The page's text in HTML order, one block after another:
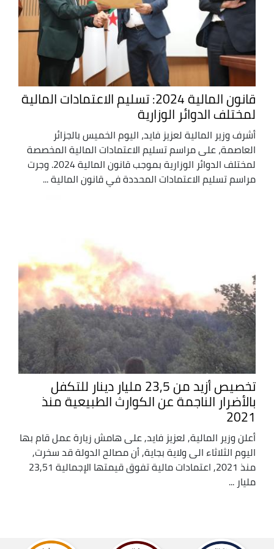
قانون المالية 2024: تسليم الاعتمادات المالية
لمختلف الدوائر الوزارية
أشرف وزير المالية لعزيز فايد، اليوم الخميس بالجزائر
العاصمة، على مراسم تسليم الاعتمادات المالية المخصصة
لمختلف الدوائر الوزارية بموجب قانون المالية 2024. وجرت
مراسم تسليم الاعتمادات المحددة في قانون المالية ...
تخصيص أزيد من 23,5 مليار دينار للتكفل
بالأضرار الناجمة عن الكوارث الطبيعية منذ
2021
أعلن وزير المالية, لعزيز فايد, على هامش زيارة عمل قام بها
اليوم الثلاثاء الى ولاية بجاية, أن مصالح الدولة قد سخرت,
منذ 2021, اعتمادات مالية تفوق قيمتها الإجمالية 23,51
مليار ...